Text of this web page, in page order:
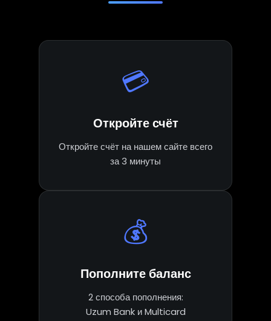
💳
Откройте счёт
Откройте счёт на нашем сайте всего
за 3 минуты
💰
Пополните баланс
2 способа пополнения:
Uzum Bank и Multicard